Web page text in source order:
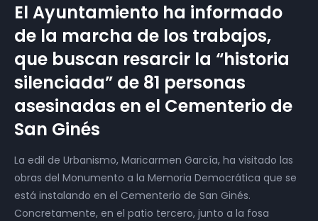
El Ayuntamiento ha informado
de la marcha de los trabajos,
que buscan resarcir la “historia
silenciada” de 81 personas
asesinadas en el Cementerio de
San Ginés
La edil de Urbanismo, Maricarmen García, ha visitado las
obras del Monumento a la Memoria Democrática que se
está instalando en el Cementerio de San Ginés.
Concretamente, en el patio tercero, junto a la fosa